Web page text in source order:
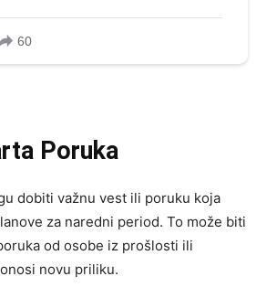
Poruka
dobiti važnu vest ili poruku koja
za naredni period. To može biti
od osobe iz prošlosti ili
novu priliku.